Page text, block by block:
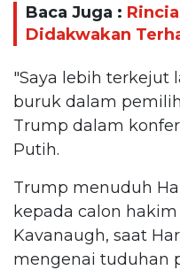
Baca Juga :
Didakwakan
"Saya lebih terkejut
buruk dalam
Trump dalam
Putih.
Trump menuduh
kepada calon
Kavanaugh, saat
mengenai tuduhan